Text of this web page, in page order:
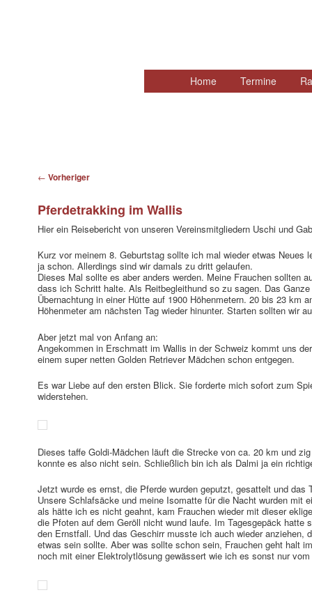
Zum
Home Termine
Beitragsnavigation
← Vorheriger
Pferdetrakking im Wallis
Hier ein Reisebericht von unseren Vereinsmitgliedern Uschi und
Kurz vor meinem 8. Geburtstag sollte ich mal wieder etwas Neues
ja schon. Allerdings sind wir damals zu dritt gelaufen.
Dieses Mal sollte es aber anders werden. Meine Frauchen sollten
dass ich Schritt halte. Als Reitbegleithund so zu sagen. Das
Übernachtung in einer Hütte auf 1900 Höhenmetern. 20 bis 23 km
Höhenmeter am nächsten Tag wieder hinunter. Starten sollten wir
Aber jetzt mal von Anfang an:
Angekommen in Erschmatt im Wallis in der Schweiz kommt uns
einem super netten Golden Retriever Mädchen schon entgegen.
Es war Liebe auf den ersten Blick. Sie forderte mich sofort zum
widerstehen.
Dieses taffe Goldi-Mädchen läuft die Strecke von ca. 20 km und
konnte es also nicht sein. Schließlich bin ich als Dalmi ja ein
Jetzt wurde es ernst, die Pferde wurden geputzt, gesattelt und
Unsere Schlafsäcke und meine Isomatte für die Nacht wurden mit
als hätte ich es nicht geahnt, kam Frauchen wieder mit dieser
die Pfoten auf dem Geröll nicht wund laufe. Im Tagesgepäck hatte
den Ernstfall. Und das Geschirr musste ich auch wieder anziehen,
etwas sein sollte. Aber was sollte schon sein, Frauchen geht halt
noch mit einer Elektrolytlösung gewässert wie ich es sonst nur